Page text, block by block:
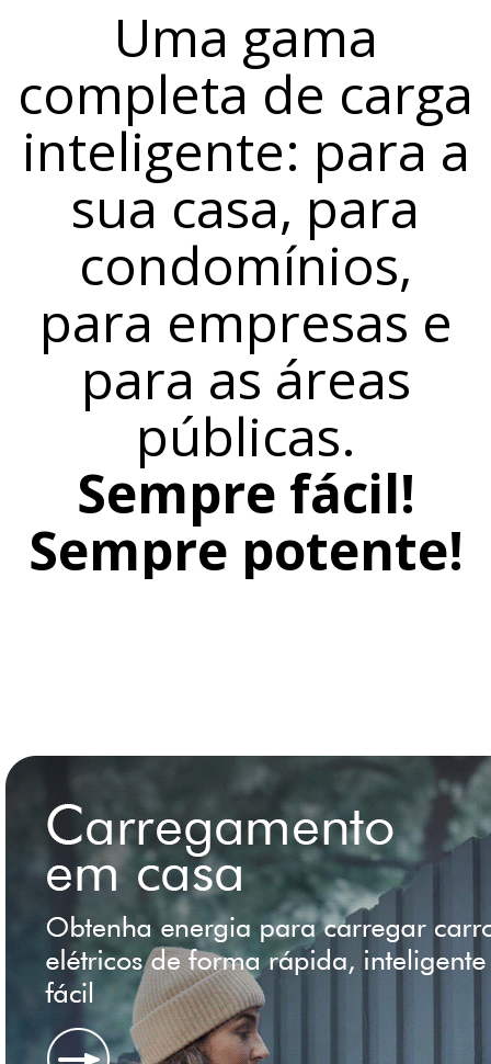
Uma gama
completa de carga
inteligente: para a
sua casa, para
condomínios,
para empresas e
para as áreas
públicas.
Sempre fácil!
Sempre potente!